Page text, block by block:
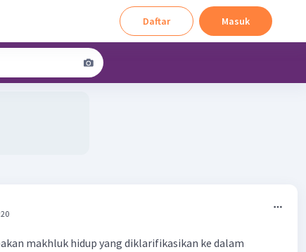
Daftar Masuk
makhluk hidup yang diklarifikasikan ke dalam